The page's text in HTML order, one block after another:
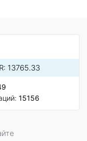
13765.33
15156